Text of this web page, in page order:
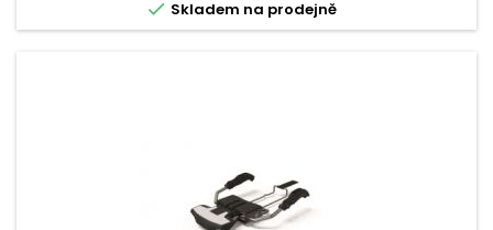
 Skladem na prodejně